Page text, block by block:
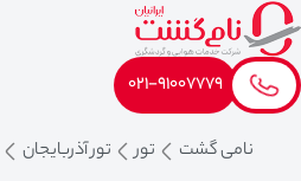
021-91007779
نامی گشت تور تور آذربایجان